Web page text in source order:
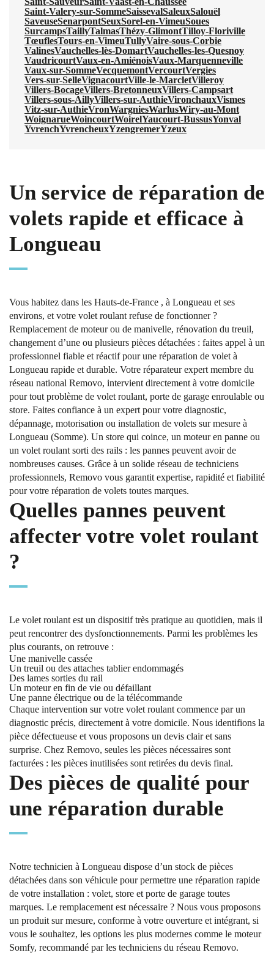
Saint-Valery-sur-SommeSaissevalSaleuxSalouël
SaveuseSenarpontSeuxSorel-en-VimeuSoues
SurcampsTaillyTalmasThézy-GlimontTilloy-Floriville
TœuflesTours-en-VimeuTullyVaire-sous-Corbie
ValinesVauchelles-lès-DomartVauchelles-les-Quesnoy
VaudricourtVaux-en-AmiénoisVaux-Marquenneville
Vaux-sur-SommeVecquemontVercourtVergies
Vers-sur-SelleVignacourtVille-le-MarcletVilleroy
Villers-BocageVillers-BretonneuxVillers-Campsart
Villers-sous-AillyVillers-sur-AuthieVironchauxVismes
Vitz-sur-AuthieVronWargniesWarlusWiry-au-Mont
WoignarueWoincourtWoirelYaucourt-BussusYonval
YvrenchYvrencheuxYzengremerYzeux
Un service de réparation de
volets rapide et efficace à
Longueau
Vous habitez dans les Hauts-de-France , à Longueau et ses
environs, et votre volet roulant refuse de fonctionner ?
Remplacement de moteur ou de manivelle, rénovation du treuil,
changement d’une ou plusieurs pièces détachées : faites appel à un
professionnel fiable et réactif pour une réparation de volet à
Longueau rapide et durable. Votre réparateur expert membre du
réseau national Removo, intervient directement à votre domicile
pour tout problème de volet roulant, porte de garage enroulable ou
store. Faites confiance à un expert pour votre diagnostic,
dépannage, motorisation ou installation de volets sur mesure à
Longueau (Somme). Un store qui coince, un moteur en panne ou
un volet roulant sorti des rails : les pannes peuvent avoir de
nombreuses causes. Grâce à un solide réseau de techniciens
professionnels, Removo vous garantit expertise, rapidité et fiabilité
pour votre réparation de volets toutes marques.
Quelles pannes peuvent
affecter votre volet roulant
?
Le volet roulant est un dispositif très pratique au quotidien, mais il
peut rencontrer des dysfonctionnements. Parmi les problèmes les
plus courants, on retrouve :
Une manivelle cassée
Un treuil ou des attaches tablier endommagés
Des lames sorties du rail
Un moteur en fin de vie ou défaillant
Une panne électrique ou de la télécommande
Chaque intervention sur votre volet roulant commence par un
diagnostic précis, directement à votre domicile. Nous identifions la
pièce défectueuse et vous proposons un devis clair et sans
surprise. Chez Removo, seules les pièces nécessaires sont
facturées : les pièces inutilisées sont retirées du devis final.
Des pièces de qualité pour
une réparation durable
Notre technicien à Longueau dispose d’un stock de pièces
détachées dans son véhicule pour permettre une réparation rapide
de votre installation : volet, store et porte de garage toutes
marques. Le remplacement est nécessaire ? Nous vous proposons
un produit sur mesure, conforme à votre ouverture et intégrant, si
vous le souhaitez, les options les plus modernes comme le moteur
Somfy, recommandé par les techniciens du réseau Removo.